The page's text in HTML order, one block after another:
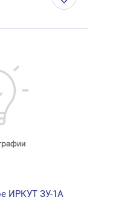
ИРКУТ ЗУ-1А